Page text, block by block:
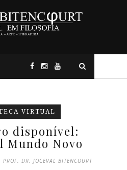
VIRTUAL
disponível:
Mundo Novo
PROF. DR. JOCEVAL BITENCOURT